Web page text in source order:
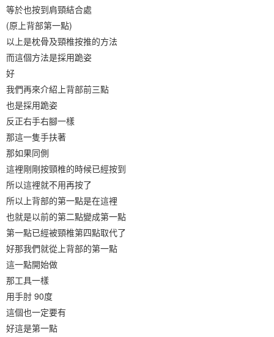
等於也按到肩頸結合處
(原上背部第一點)
以上是枕骨及頸椎按推的方法
而這個方法是採用跪姿
好
我們再來介紹上背部前三點
也是採用跪姿
反正右手右腳一樣
那這一隻手扶著
那如果同側
這裡剛剛按頸椎的時候已經按到
所以這裡就不用再按了
所以上背部的第一點是在這裡
也就是以前的第二點變成第一點
第一點已經被頸椎第四點取代了
好那我們就從上背部的第一點
這一點開始做
那工具一樣
用手肘 90度
這個也一定要有
好這是第一點